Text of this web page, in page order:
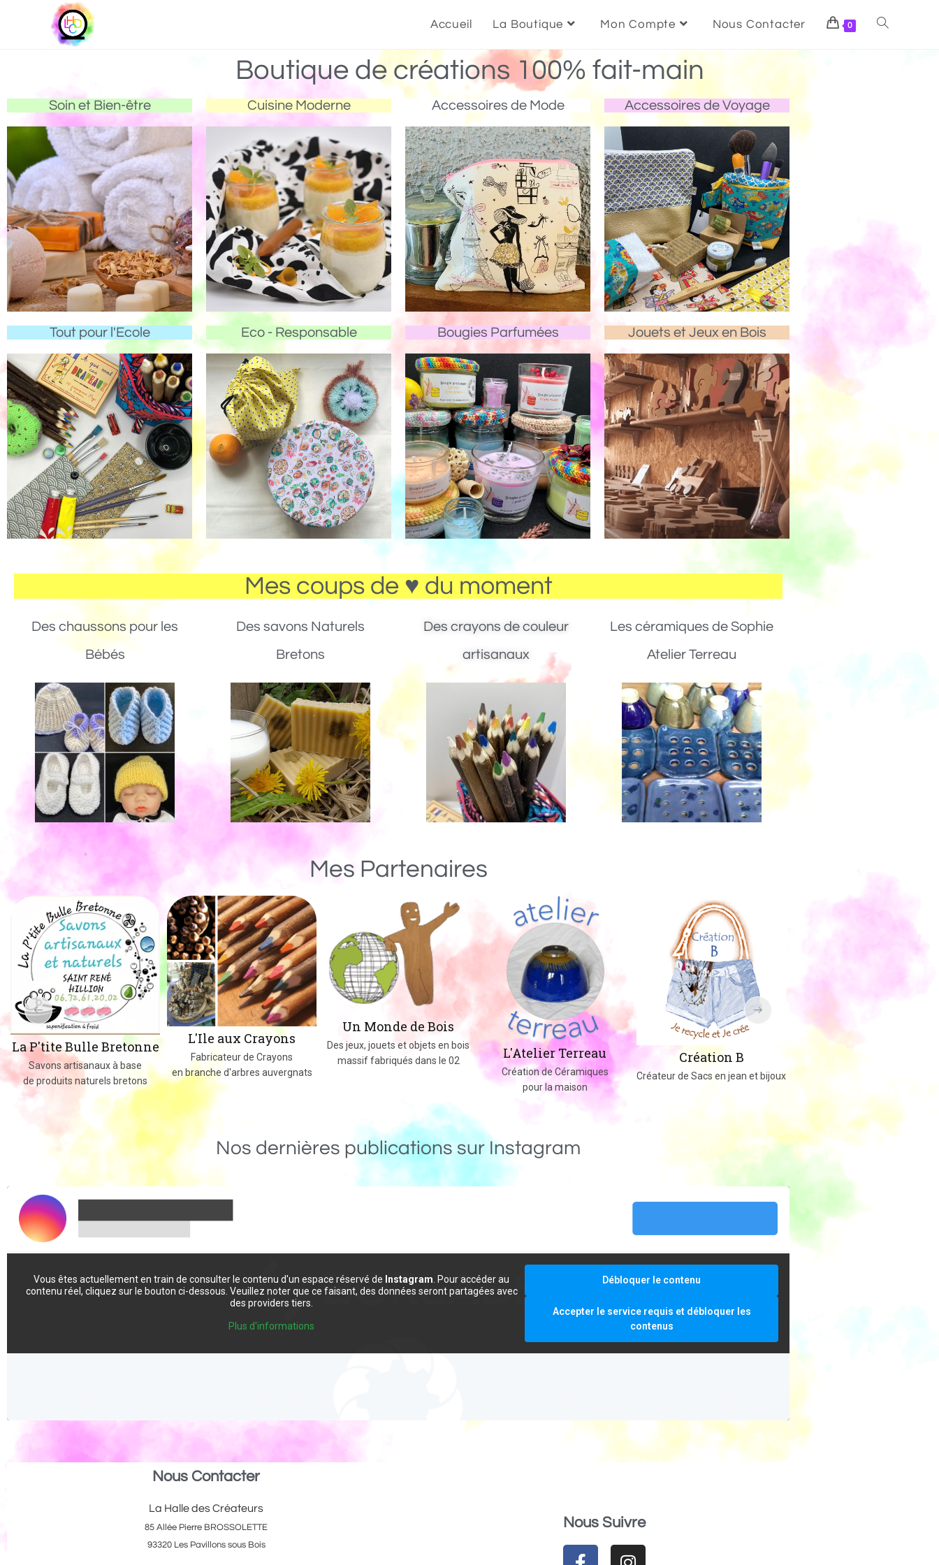
Accueil La Boutique Mon Compte Nous Contacter 0
Boutique de créations 100% fait-main
Soin et Bien-être Cuisine Moderne Accessoires de Mode Accessoires de Voyage
Tout pour l'Ecole Eco - Responsable Bougies Parfumées Jouets et Jeux en Bois
Mes coups de ♥ du moment
Des chaussons pour les
Bébés
Des savons Naturels
Bretons
Des crayons de couleur
artisanaux
Les céramiques de Sophie
Atelier Terreau
Mes Partenaires
La P'tite Bulle Bretonne
Savons artisanaux à base
de produits naturels bretons
L'Ile aux Crayons
Fabricateur de Crayons
en branche d'arbres auvergnats
Un Monde de Bois
Des jeux, jouets et objets en bois
massif fabriqués dans le 02
L'Atelier Terreau
Création de Céramiques
pour la maison
Création B
Créateur de Sacs en jean et bijoux
Créations au crochet ou tricot
Nos dernières publications sur Instagram
Vous êtes actuellement en train de consulter le contenu d'un espace réservé de Instagram . Pour accéder au
contenu réel, cliquez sur le bouton ci-dessous. Veuillez noter que ce faisant, des données seront partagées avec
des providers tiers.
Plus d'informations
Débloquer le contenu
Accepter le service requis et débloquer les
contenus
Nous Contacter
La Halle des Créateurs
85 Allée Pierre BROSSOLETTE
93320 Les Pavillons sous Bois
Nous Suivre